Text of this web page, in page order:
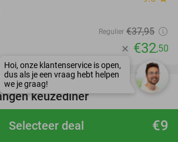
€9
Selecteer deal
Regulier €37,95
€32,50
40%
favorite_border
keuzediner
APP close